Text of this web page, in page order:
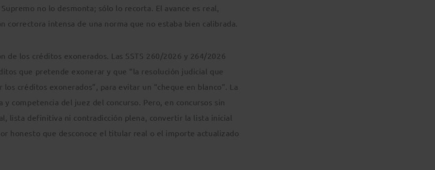
no lo desmonta; sólo lo recorta. El avance es real,
correctora intensa de una norma que no estaba bien calibrada.
de los créditos exonerados. Las SSTS 260/2026 y 264/2026
que pretende exonerar y que “la resolución judicial que
créditos exonerados”, para evitar un “cheque en blanco”. La
competencia del juez del concurso. Pero, en concursos sin
lista definitiva ni contradicción plena, convertir la lista inicial
honesto que desconoce el titular real o el importe actualizado